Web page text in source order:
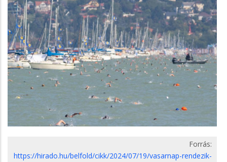
Forrás:
https://hirado.hu/belfold/cikk/2024/07/19/vasarnap-rendezik-